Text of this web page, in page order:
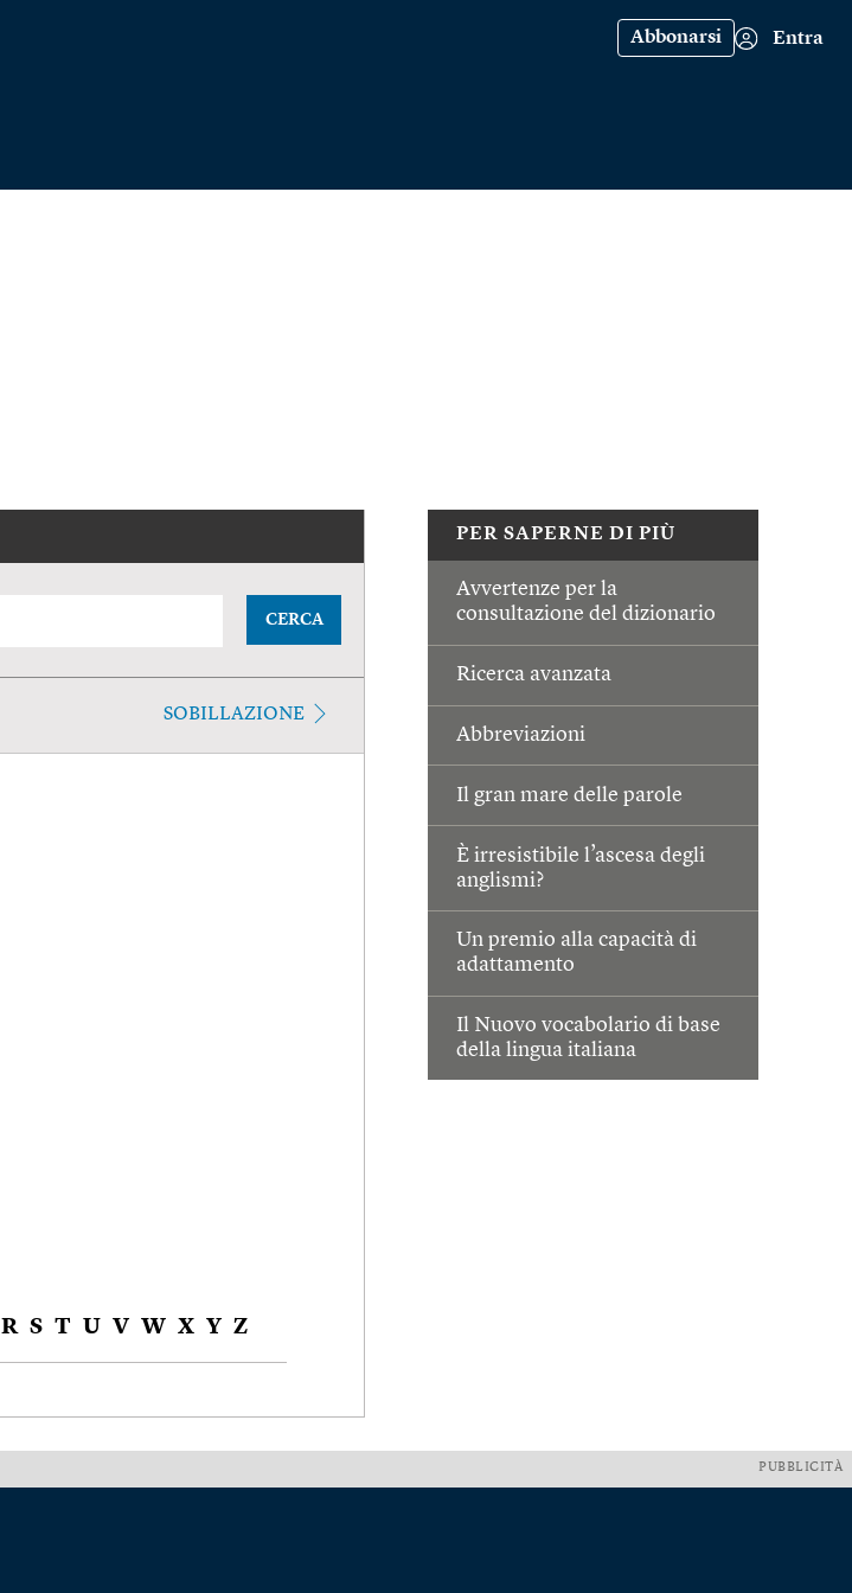
Abbonarsi Entra
PER SAPERNE DI PIÙ
Avvertenze per la
consultazione del dizionario
Ricerca avanzata
Abbreviazioni
Il gran mare delle parole
È irresistibile l’ascesa degli
anglismi?
Un premio alla capacità di
adattamento
Il Nuovo vocabolario di base
della lingua italiana
CERCA
SOBILLAZIONE
R S T U V W X Y Z
PUBBLICITÀ